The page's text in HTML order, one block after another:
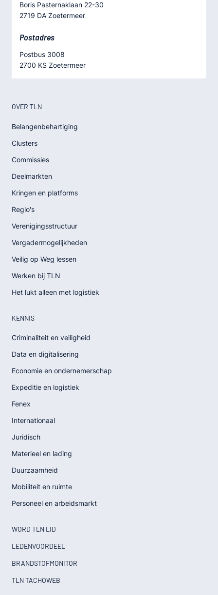
Boris Pasternaklaan 22-30
2719 DA Zoetermeer
Postadres
Postbus 3008
2700 KS Zoetermeer
OVER TLN
Belangenbehartiging
Clusters
Commissies
Deelmarkten
Kringen en platforms
Regio's
Verenigingsstructuur
Vergadermogelijkheden
Veilig op Weg lessen
Werken bij TLN
Het lukt alleen met logistiek
KENNIS
Criminaliteit en veiligheid
Data en digitalisering
Economie en ondernemerschap
Expeditie en logistiek
Fenex
Internationaal
Juridisch
Materieel en lading
Duurzaamheid
Mobiliteit en ruimte
Personeel en arbeidsmarkt
WORD TLN LID
LEDENVOORDEEL
BRANDSTOFMONITOR
TLN TACHOWEB